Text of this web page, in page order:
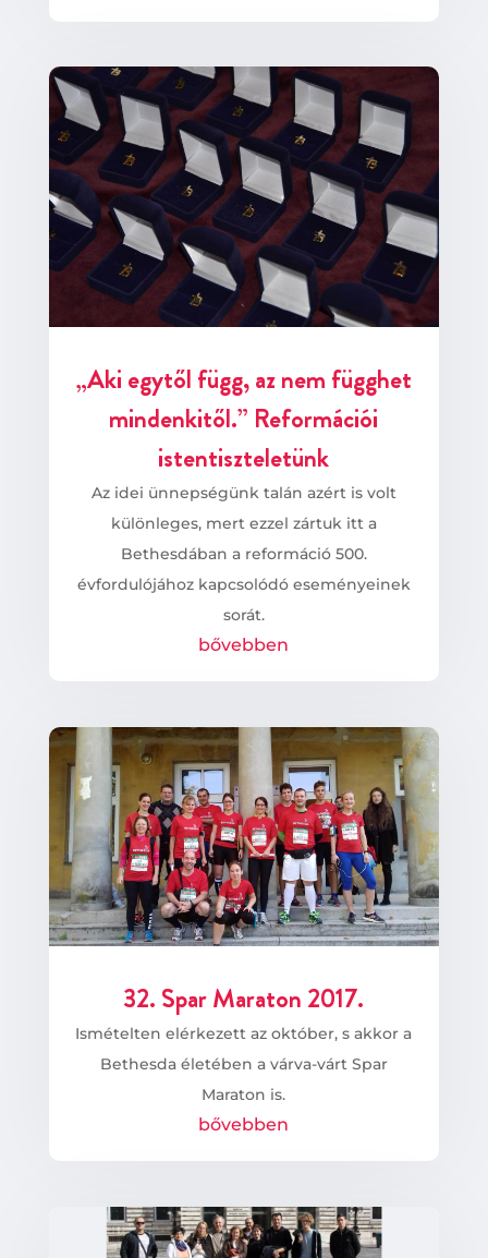
„Aki egytől függ, az nem függhet
mindenkitől.” Reformációi
istentiszteletünk
Az idei ünnepségünk talán azért is volt
különleges, mert ezzel zártuk itt a
Bethesdában a reformáció 500.
évfordulójához kapcsolódó eseményeinek
sorát.
bővebben
32. Spar Maraton 2017.
Ismételten elérkezett az október, s akkor a
Bethesda életében a várva-várt Spar
Maraton is.
bővebben